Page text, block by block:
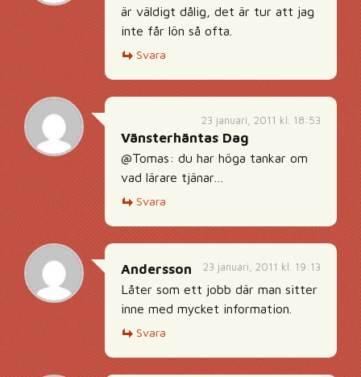
är väldigt dålig, det är tur att jag
inte får lön så ofta.
Svara
23 januari, 2011 kl. 18:53
Vänsterhäntas Dag
@Tomas: du har höga tankar om
vad lärare tjänar…
Svara
23 januari, 2011 kl. 19:13
Andersson
Låter som ett jobb där man sitter
inne med mycket information.
Svara